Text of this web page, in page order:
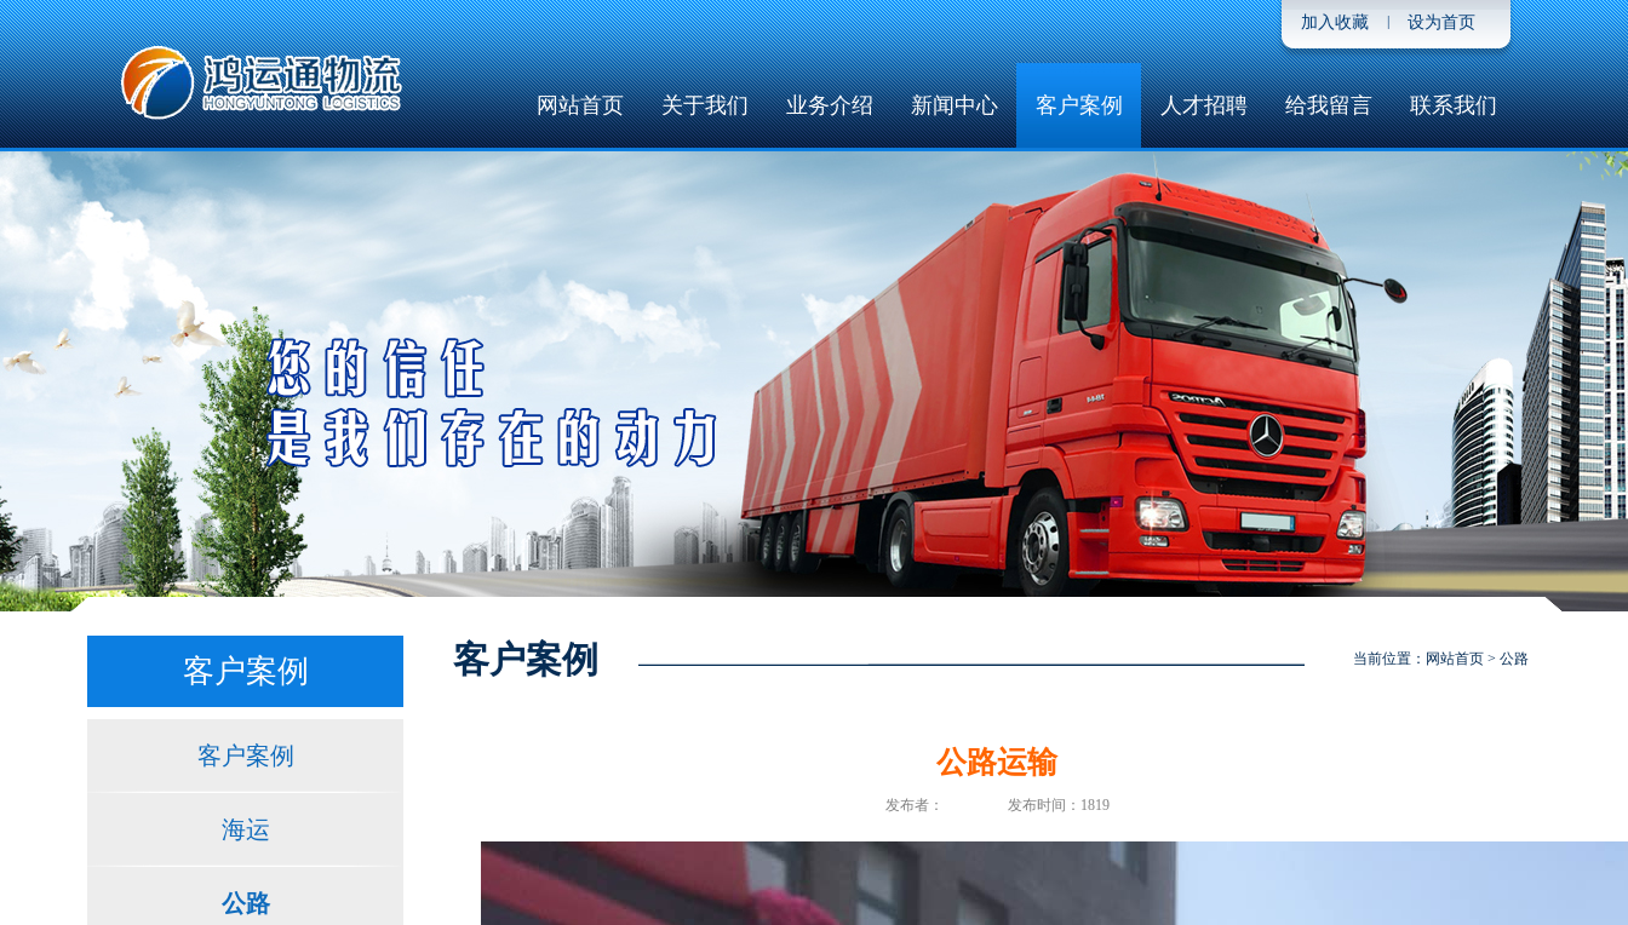
加入收藏 设为首页
网站首页 关于我们 业务介绍 新闻中心 客户案例 人才招聘 给我留言 联系我们
客户案例
客户案例
海运
公路
客户案例 当前位置： 网站首页 > 公路
公路运输
发布者： 发布时间：1819